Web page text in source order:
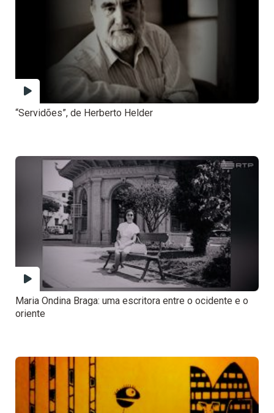
“Servidões”, de Herberto Helder
Maria Ondina Braga: uma escritora entre o ocidente e o
oriente